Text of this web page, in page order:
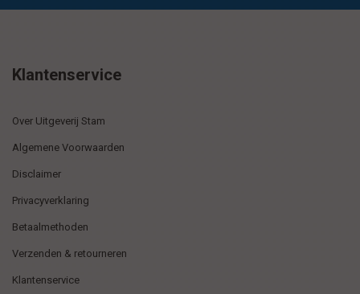
Klantenservice
Over Uitgeverij Stam
Algemene Voorwaarden
Disclaimer
Privacyverklaring
Betaalmethoden
Verzenden & retourneren
Klantenservice